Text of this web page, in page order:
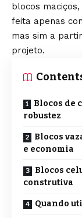
blocos
feita apenas
mas sim a
projeto.
Blocos de
robustez
Blocos
e economia
Blocos
construtiva
Quando